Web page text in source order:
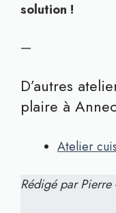
solution !
—
D’autres
plaire à
Atelier
Rédigé par